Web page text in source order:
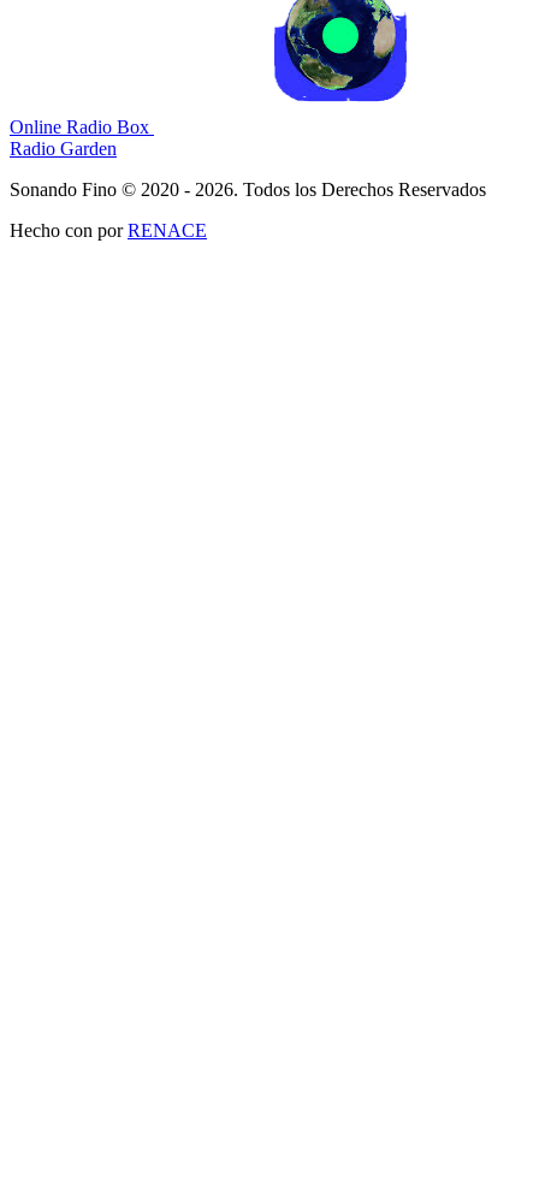
Online Radio Box
Radio Garden
Sonando Fino © 2020 - 2026. Todos los Derechos Reservados
Hecho con porRENACE